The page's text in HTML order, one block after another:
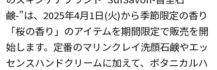
鹸-”は、2025年4月1日(火)から季節限定の香り
「桜の香り」のアイテムを期間限定で販売を開
始します。定番のマリンクレイ洗顔石鹸やエッ
センスハンドクリームに加えて、ボタニカルハ